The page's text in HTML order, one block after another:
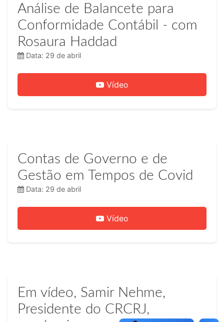
Análise de Balancete para
Conformidade Contábil - com
Rosaura Haddad
Data: 29 de abril
Vídeo
Contas de Governo e de
Gestão em Tempos de Covid
Data: 29 de abril
Vídeo
Em vídeo, Samir Nehme,
Presidente do CRCRJ,